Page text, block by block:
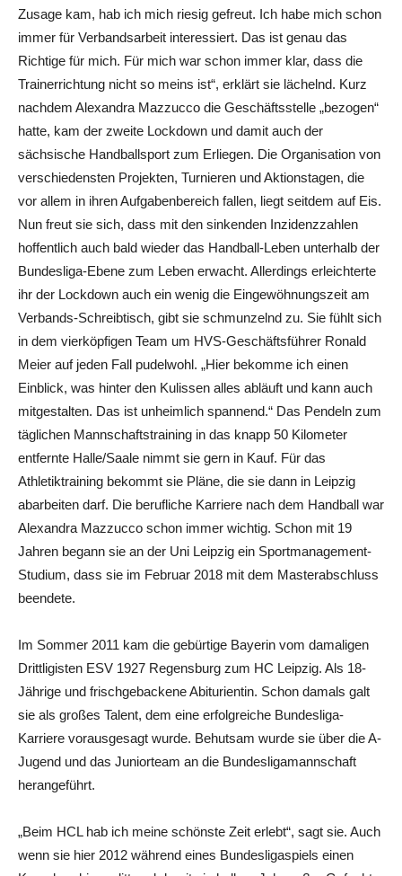
Zusage kam, hab ich mich riesig gefreut. Ich habe mich schon
immer für Verbandsarbeit interessiert. Das ist genau das
Richtige für mich. Für mich war schon immer klar, dass die
Trainerrichtung nicht so meins ist“, erklärt sie lächelnd. Kurz
nachdem Alexandra Mazzucco die Geschäftsstelle „bezogen“
hatte, kam der zweite Lockdown und damit auch der
sächsische Handballsport zum Erliegen. Die Organisation von
verschiedensten Projekten, Turnieren und Aktionstagen, die
vor allem in ihren Aufgabenbereich fallen, liegt seitdem auf Eis.
Nun freut sie sich, dass mit den sinkenden Inzidenzzahlen
hoffentlich auch bald wieder das Handball-Leben unterhalb der
Bundesliga-Ebene zum Leben erwacht. Allerdings erleichterte
ihr der Lockdown auch ein wenig die Eingewöhnungszeit am
Verbands-Schreibtisch, gibt sie schmunzelnd zu. Sie fühlt sich
in dem vierköpfigen Team um HVS-Geschäftsführer Ronald
Meier auf jeden Fall pudelwohl. „Hier bekomme ich einen
Einblick, was hinter den Kulissen alles abläuft und kann auch
mitgestalten. Das ist unheimlich spannend.“ Das Pendeln zum
täglichen Mannschaftstraining in das knapp 50 Kilometer
entfernte Halle/Saale nimmt sie gern in Kauf. Für das
Athletiktraining bekommt sie Pläne, die sie dann in Leipzig
abarbeiten darf. Die berufliche Karriere nach dem Handball war
Alexandra Mazzucco schon immer wichtig. Schon mit 19
Jahren begann sie an der Uni Leipzig ein Sportmanagement-
Studium, dass sie im Februar 2018 mit dem Masterabschluss
beendete.
Im Sommer 2011 kam die gebürtige Bayerin vom damaligen
Drittligisten ESV 1927 Regensburg zum HC Leipzig. Als 18-
Jährige und frischgebackene Abiturientin. Schon damals galt
sie als großes Talent, dem eine erfolgreiche Bundesliga-
Karriere vorausgesagt wurde. Behutsam wurde sie über die A-
Jugend und das Juniorteam an die Bundesligamannschaft
herangeführt.
„Beim HCL hab ich meine schönste Zeit erlebt“, sagt sie. Auch
wenn sie hier 2012 während eines Bundesligaspiels einen